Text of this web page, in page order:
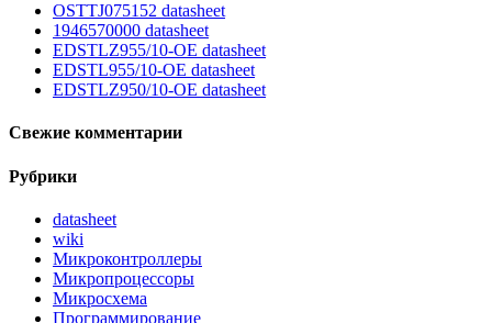
OSTTJ075152 datasheet
1946570000 datasheet
EDSTLZ955/10-OE datasheet
EDSTL955/10-OE datasheet
EDSTLZ950/10-OE datasheet
Свежие комментарии
Рубрики
datasheet
wiki
Микроконтроллеры
Микропроцессоры
Микросхема
Программирование